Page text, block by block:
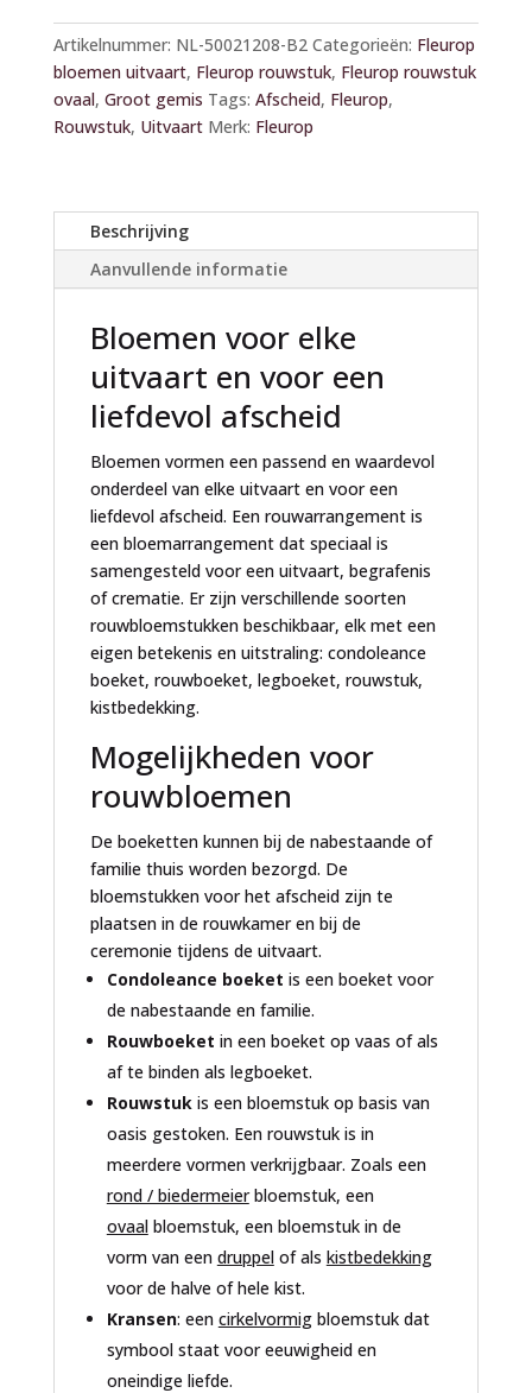
l
t
e
r
n
i
v
Artikelnummer: NL-50021208-B2 Categorieën: Fleurop
bloemen uitvaart, Fleurop rouwstuk, Fleurop rouwstuk
ovaal, Groot gemis Tags: Afscheid, Fleurop,
Rouwstuk, Uitvaart Merk: Fleurop
Beschrijving
Aanvullende informatie
Bloemen voor elke
uitvaart en voor een
liefdevol afscheid
Bloemen vormen een passend en waardevol
onderdeel van elke uitvaart en voor een
liefdevol afscheid. Een rouwarrangement is
een bloemarrangement dat speciaal is
samengesteld voor een uitvaart, begrafenis
of crematie. Er zijn verschillende soorten
rouwbloemstukken beschikbaar, elk met een
eigen betekenis en uitstraling: condoleance
boeket, rouwboeket, legboeket, rouwstuk,
kistbedekking.
Mogelijkheden voor
rouwbloemen
De boeketten kunnen bij de nabestaande of
familie thuis worden bezorgd. De
bloemstukken voor het afscheid zijn te
plaatsen in de rouwkamer en bij de
ceremonie tijdens de uitvaart.
Condoleance boeket is een boeket voor
de nabestaande en familie.
Rouwboeket in een boeket op vaas of als
af te binden als legboeket.
Rouwstukis een bloemstuk op basis van
oasis gestoken. Een rouwstuk is in
meerdere vormen verkrijgbaar. Zoals een
rond / biedermeierbloemstuk, een
ovaalbloemstuk, een bloemstuk in de
vorm van een druppelof als kistbedekking
voor de halve of hele kist.
Kransen: een cirkelvormigbloemstuk dat
symbool staat voor eeuwigheid en
oneindige liefde.